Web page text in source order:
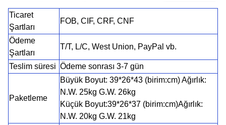
Ticaret
Şartları
FOB, CIF, CRF, CNF
Ödeme
Şartları
T/T, L/C, West Union, PayPal vb.
Teslim süresi Ödeme sonrası 3-7 gün
Paketleme
Büyük Boyut: 39*26*43 (birim:cm) Ağırlık:
N.W. 25kg G.W. 26kg
Küçük Boyut:39*26*37 (birim:cm)Ağırlık:
N.W. 20kg G.W. 21kg